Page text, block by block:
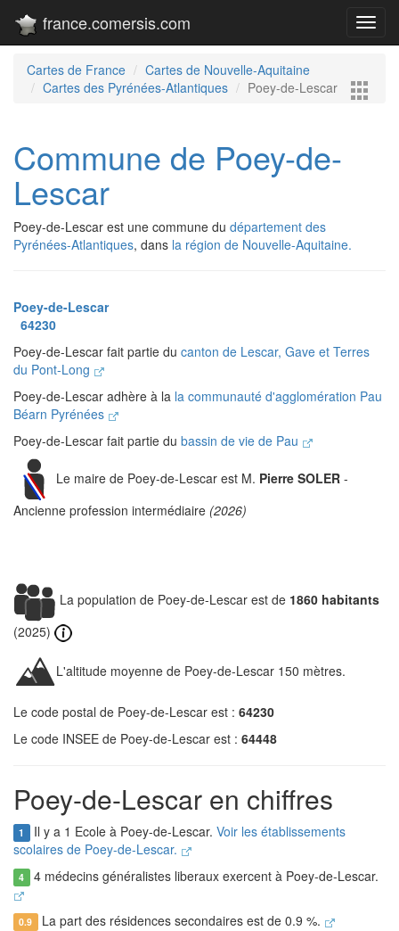
france.comersis.com
Cartes de France
Cartes de Nouvelle-Aquitaine
Cartes des Pyrénées-Atlantiques
Poey-de-Lescar
Commune de Poey-de-
Lescar
Poey-de-Lescar est une commune du département des
Pyrénées-Atlantiques, dans la région de Nouvelle-Aquitaine.
Poey-de-Lescar
64230
Poey-de-Lescar fait partie du canton de Lescar, Gave et Terres
du Pont-Long
Poey-de-Lescar adhère à la la communauté d'agglomération Pau
Béarn Pyrénées
Poey-de-Lescar fait partie du bassin de vie de Pau
Le maire de Poey-de-Lescar est M. Pierre SOLER -
Ancienne profession intermédiaire (2026)
La population de Poey-de-Lescar est de 1860 habitants
(2025)
L'altitude moyenne de Poey-de-Lescar 150 mètres.
Le code postal de Poey-de-Lescar est : 64230
Le code INSEE de Poey-de-Lescar est : 64448
Poey-de-Lescar en chiffres
1 Il y a 1 Ecole à Poey-de-Lescar. Voir les établissements
scolaires de Poey-de-Lescar.
4 4 médecins généralistes liberaux exercent à Poey-de-Lescar.
0.9 La part des résidences secondaires est de 0.9 %.